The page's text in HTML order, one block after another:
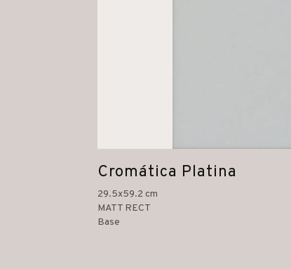
Cromática Platina
29.5x59.2 cm
MATT RECT
Base